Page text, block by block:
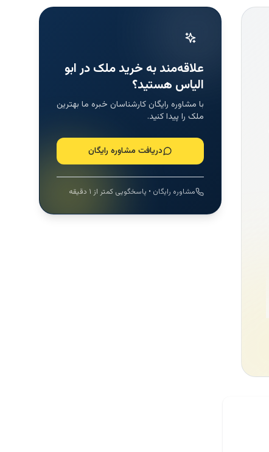
علاقه‌مند به خرید ملک در ابو
الیاس هستید؟
با مشاوره رایگان کارشناسان خبره ما بهترین
ملک را پیدا کنید.
دریافت مشاوره رایگان
مشاوره رایگان • پاسخگویی کمتر از ۱ دقیقه